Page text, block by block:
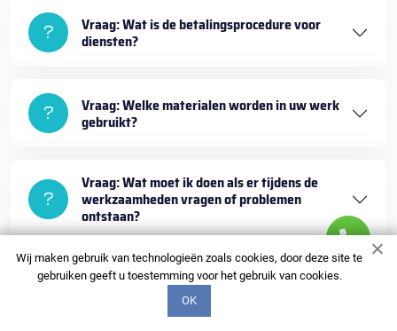
Vraag: Wat is de betalingsprocedure voor
diensten?
Vraag: Welke materialen worden in uw werk
gebruikt?
Vraag: Wat moet ik doen als er tijdens de
werkzaamheden vragen of problemen
ontstaan?
Wij maken gebruik van technologieën zoals cookies, door deze site te
gebruiken geeft u toestemming voor het gebruik van cookies.
OK